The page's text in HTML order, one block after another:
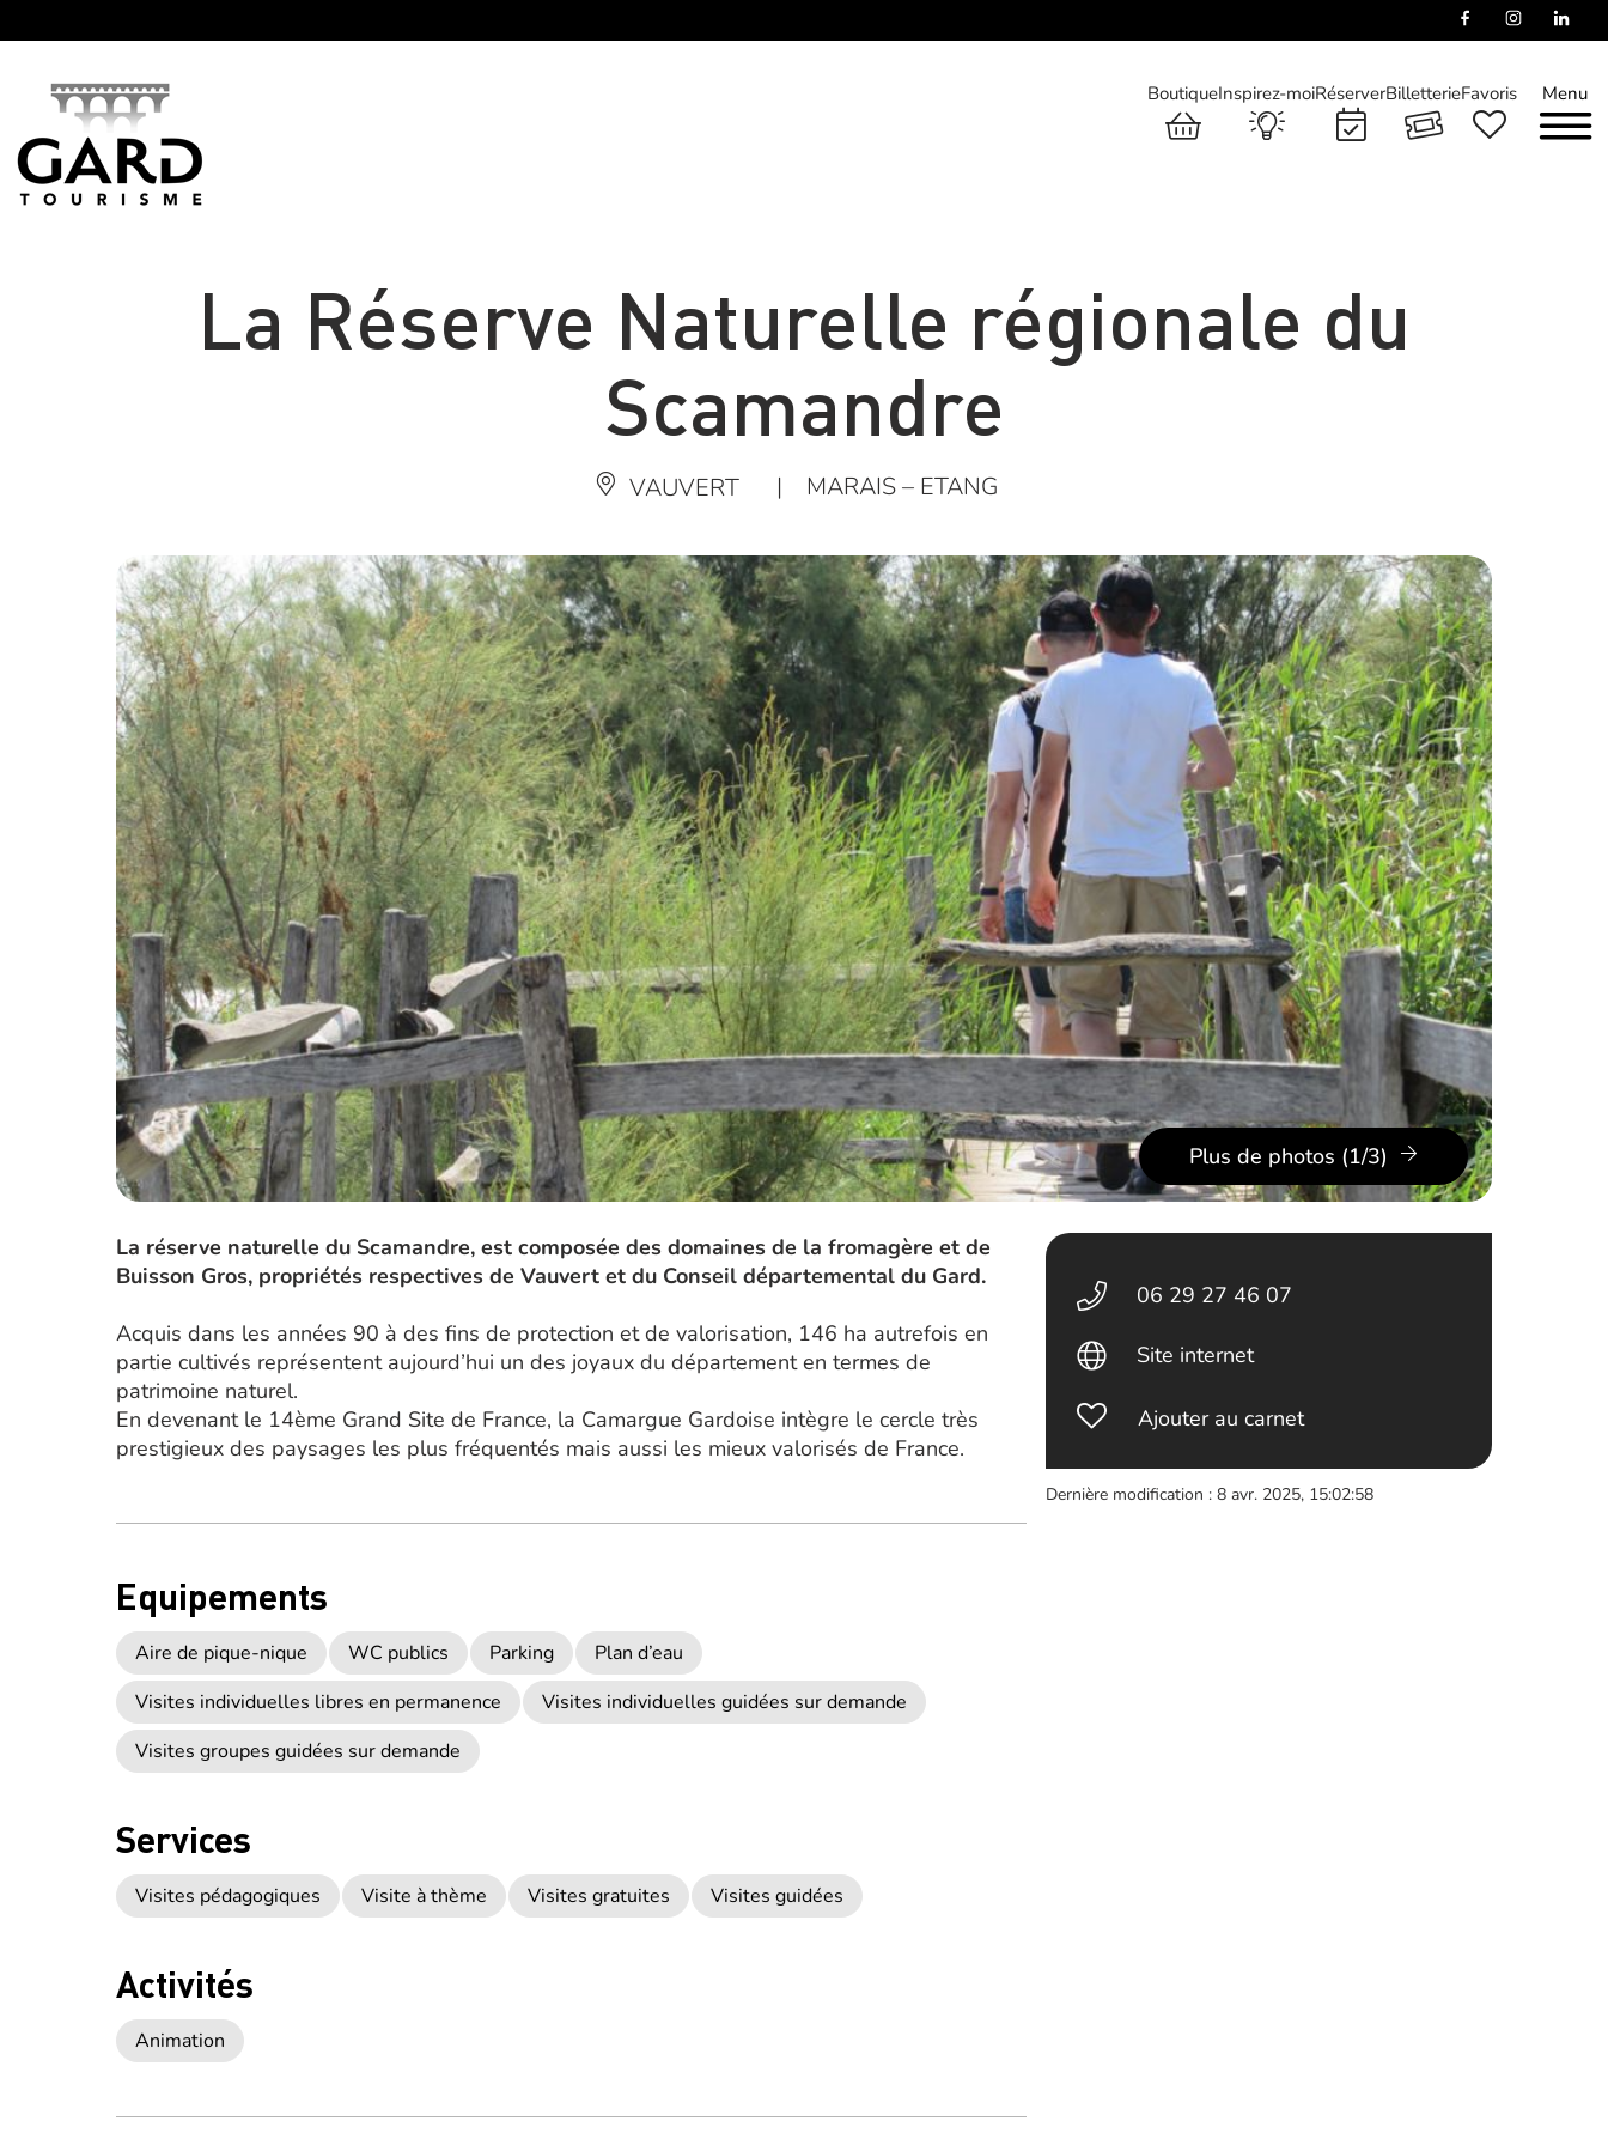
Menu
BoutiqueInspirez-moiRéserverBilletterieFavoris
La Réserve Naturelle régionale du
Scamandre
VAUVERT | MARAIS – ETANG
Plus de photos (1/3)
La réserve naturelle du Scamandre, est composée des domaines de la fromagère et de
Buisson Gros, propriétés respectives de Vauvert et du Conseil départemental du Gard.
Acquis dans les années 90 à des fins de protection et de valorisation, 146 ha autrefois en
partie cultivés représentent aujourd’hui un des joyaux du département en termes de
patrimoine naturel.
En devenant le 14ème Grand Site de France, la Camargue Gardoise intègre le cercle très
prestigieux des paysages les plus fréquentés mais aussi les mieux valorisés de France.
Equipements
Aire de pique-nique WC publics Parking
Plan d’eau
Visites individuelles libres en permanence
Visites individuelles guidées sur demande
Visites groupes guidées sur demande
Services
Visites pédagogiques Visite à thème Visites gratuites Visites guidées
Activités
Animation
06 29 27 46 07
Site internet
Ajouter au carnet
Dernière modification : 8 avr. 2025, 15:02:58